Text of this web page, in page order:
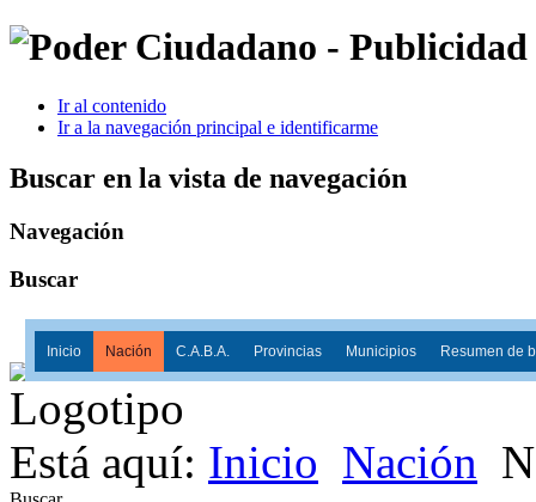
Ir al contenido
Ir a la navegación principal e identificarme
Buscar en la vista de navegación
Navegación
Buscar
Inicio Nación C.A.B.A. Provincias Municipios Resumen de
Está aquí: Inicio Nación